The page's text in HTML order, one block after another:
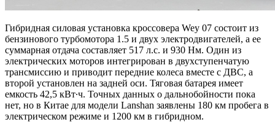
Гибридная силовая установка кроссовера Wey 07 состоит из
бензинового турбомотора 1.5 и двух электродвигателей, а ее
суммарная отдача составляет 517 л.с. и 930 Нм. Один из
электрических моторов интегрирован в двухступенчатую
трансмиссию и приводит передние колеса вместе с ДВС, а
второй установлен на задней оси. Тяговая батарея имеет
емкость 42,5 кВт∙ч. Точных данных о дальнобойности пока
нет, но в Китае для модели Lanshan заявлены 180 км пробега в
электрическом режиме и 1200 км в гибридном.